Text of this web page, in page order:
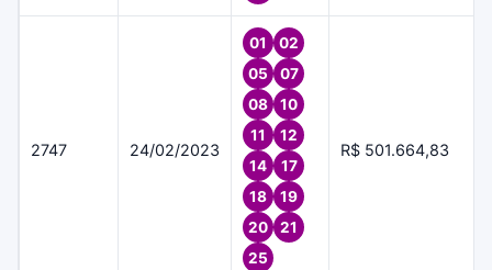
2747 24/02/2023
01
02
05
07
08
10
11
12
14
17
18
19
20
21
25
R$ 501.664,83